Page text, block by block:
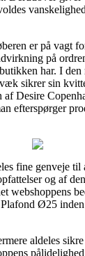
er på vagt
på
har. I
sikrer sin
af Desire
efterspørger
fine genveje til
og af
webshoppens
Ø25
aldeles